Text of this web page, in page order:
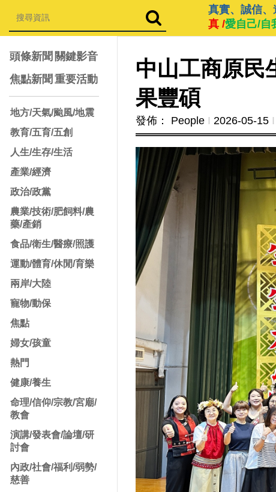
真實、誠信
真 /愛自己/自
頭條新聞 關鍵影音
焦點新聞 重要活動
地方/天氣/颱風/地震
教育/五育/五創
人生/生存/生活
產業/經濟
政治/政黨
農業/技術/肥飼料/農
藥/產銷
食品/衛生/醫療/照護
運動/體育/休閒/育樂
兩岸/大陸
寵物/動保
焦點
婦女/孩童
熱門
健康/養生
命理/信仰/宗教/宮廟/
教會
演講/發表會/論壇/研
討會
內政/社會/福利/弱勢/
慈善
中山工商原民
果豐碩
發佈： People Ι 2026-05-15 Ι